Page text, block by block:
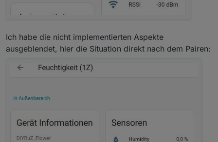
Ich habe die nicht implementierten Aspekte
ausgeblendet, hier die Situation direkt nach dem Pairen: